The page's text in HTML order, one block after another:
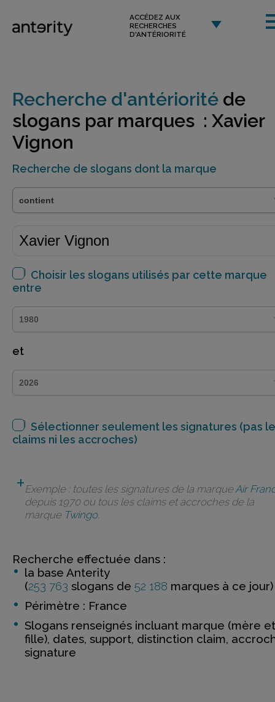
ACCÉDEZ AUX
RECHERCHES
D'ANTÉRIORITÉ
Recherche d'antériorité de
slogans par marques : Xavier
Vignon
Recherche de slogans dont la marque
Choisir les slogans utilisés par cette marque
entre
et
Sélectionner seulement les signatures (pas
claims ni les accroches)
Exemple : toutes les signatures de la marqueAir
depuis 1970 ou tous les claims et accroches de la
marque Twingo.
Recherche effectuée dans :
la base Anterity
(253 763 slogans de 52 188 marques à ce jour)
Périmètre : France
Slogans renseignés incluant marque (mère et
fille), dates, support, distinction claim,
signature